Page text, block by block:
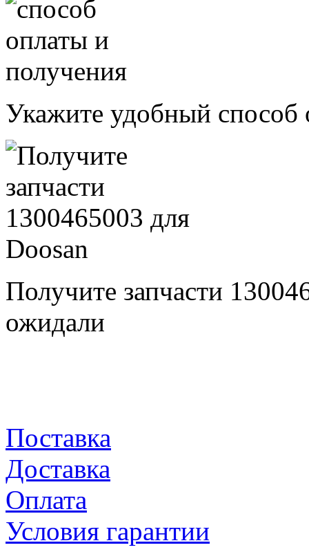
Укажите удобный способ
Получите запчасти
ожидали
Поставка
Доставка
Оплата
Условия гарантии